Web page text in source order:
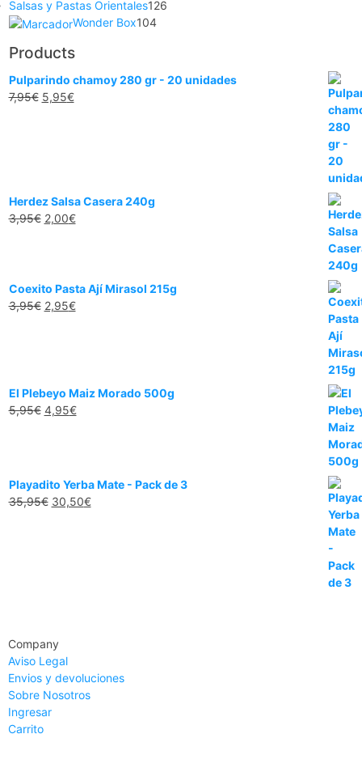
Salsas y Pastas Orientales126
Wonder Box104
Products
Pulparindo chamoy 280 gr - 20 unidades
7,95€ 5,95€
Herdez Salsa Casera 240g
3,95€ 2,00€
Coexito Pasta Ají Mirasol 215g
3,95€ 2,95€
El Plebeyo Maiz Morado 500g
5,95€ 4,95€
Playadito Yerba Mate - Pack de 3
35,95€ 30,50€
Company
Aviso Legal
Envios y devoluciones
Sobre Nosotros
Ingresar
Carrito